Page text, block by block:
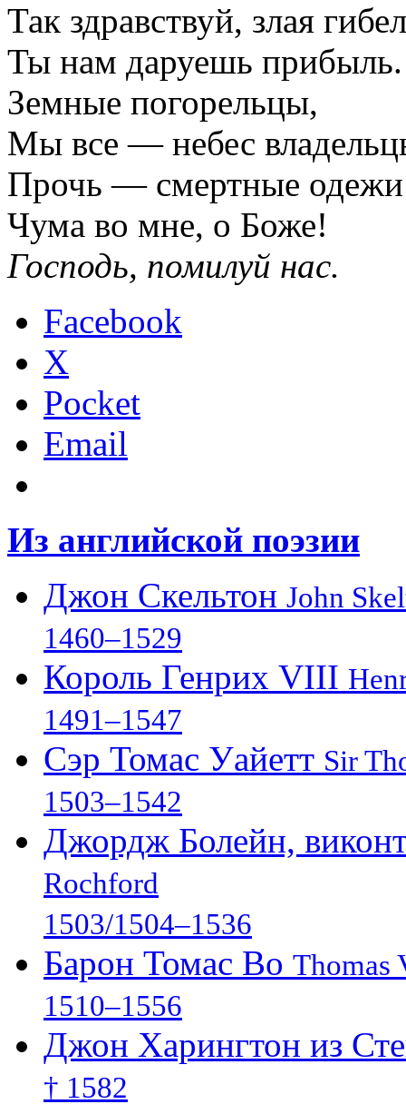
Так здравствуй, злая
Ты нам даруешь прибыль.
Земные погорельцы,
Мы все — небес
Прочь — смертные
Чума во мне, о Боже!
Господь, помилуй нас.
Facebook
X
Pocket
Email
Из английской поэзии
Джон Скельтон John
1460–1529
Король Генрих VIII
1491–1547
Сэр Томас Уайетт Sir
1503–1542
Джордж Болейн,
Rochford
1503/1504–1536
Барон Томас Во Thomas
1510–1556
Джон Харингтон из
† 1582